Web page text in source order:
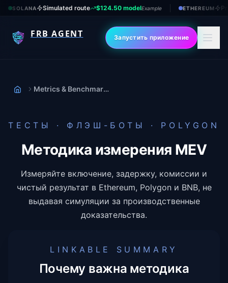
SOLANA Simulated route $124.50 modelExample ETHEREUM
FRB AGENT Запустить приложение
Дом
Metrics & Benchmarks
ТЕСТЫ · ФЛЭШ-БОТЫ · POLYGON
Методика измерения MEV
Измеряйте включение, задержку, комиссии и
чистый результат в Ethereum, Polygon и BNB, не
выдавая симуляции за производственные
доказательства.
LINKABLE SUMMARY
Почему важна методика